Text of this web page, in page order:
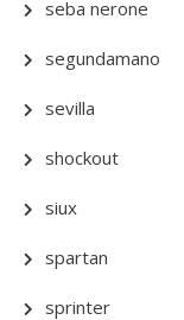
seba nerone
segundamano
sevilla
shockout
siux
spartan
sprinter